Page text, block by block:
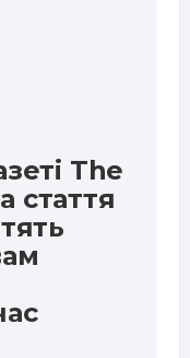
The
стаття